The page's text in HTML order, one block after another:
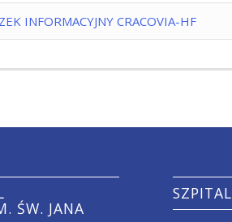
INFORMACYJNY CRACOVIA-HF
ŚW. JANA
SZPITAL